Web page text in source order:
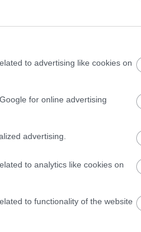
to advertising like cookies on
for online advertising
advertising.
to analytics like cookies on
to functionality of the website